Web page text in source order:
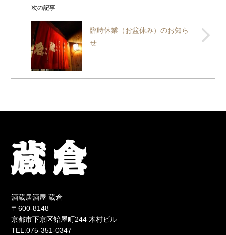
次の記事
臨時休業（お盆休み）のお知ら
せ
酒蔵居酒屋 蔵倉
〒600-8148
京都市下京区飴屋町244 木村ビル
TEL.075-351-0347